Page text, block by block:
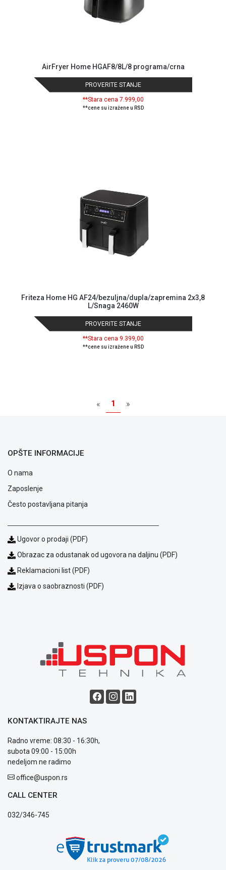
Blog
Način
plaćanja
Isporuka
Podrška
Politika
kolačićima
Provera
garancije
Kontakt
WEB
AirFryer Home HGAF8/8L/8 programa/crna
PROVERITE STANJE
**Stara cena 7.999,00
**cene su izražene u RSD
Friteza Home HG AF24/bezuljna/dupla/zapremina 2x3,8
L/Snaga 2460W
PROVERITE STANJE
**Stara cena 9.399,00
**cene su izražene u RSD
« 1 »
OPŠTE INFORMACIJE
O nama
Zaposlenje
Često postavljana pitanja
Ugovor o prodaji (PDF)
Obrazac za odustanak od ugovora na daljinu (PDF)
Reklamacioni list (PDF)
Izjava o saobraznosti (PDF)
KONTAKTIRAJTE NAS
Radno vreme: 08:30 - 16:30h,
subota 09:00 - 15:00h
nedeljom ne radimo
office@uspon.rs
CALL CENTER
032/346-745